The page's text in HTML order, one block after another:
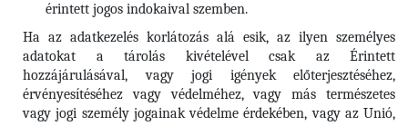
érintett jogos indokaival szemben.
Ha az adatkezelés korlátozás alá esik, az ilyen személyes
adatokat a tárolás kivételével csak az Érintett
hozzájárulásával, vagy jogi igények előterjesztéséhez,
érvényesítéséhez vagy védelméhez, vagy más természetes
vagy jogi személy jogainak védelme érdekében, vagy az Unió,